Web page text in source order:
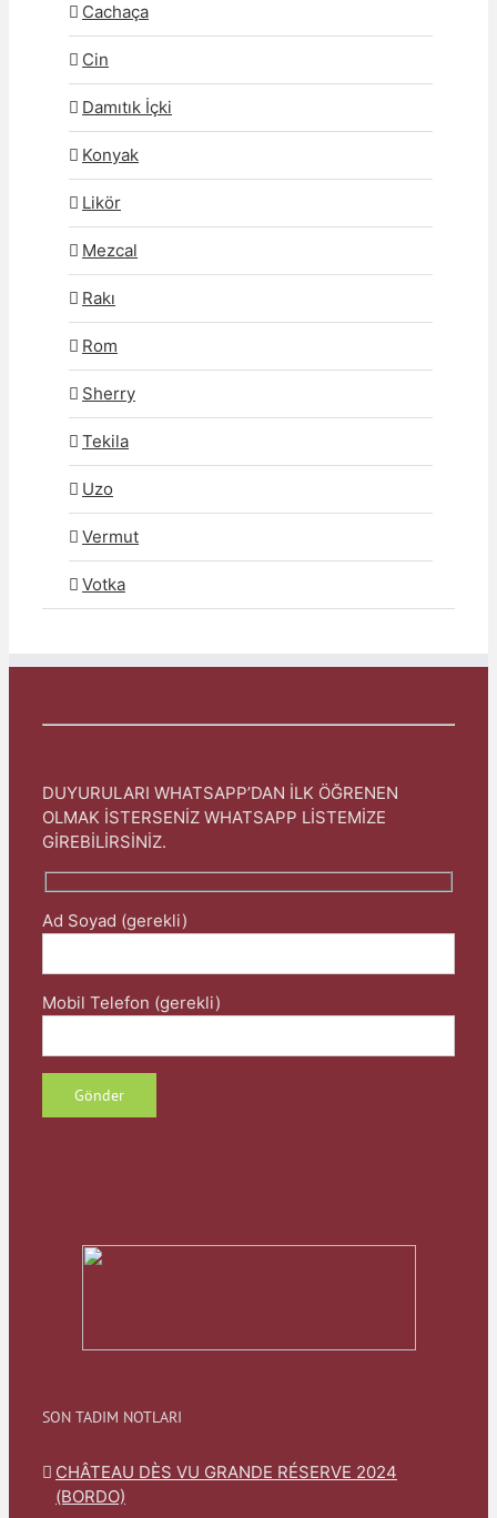
Cachaça
Cin
Damıtık İçki
Konyak
Likör
Mezcal
Rakı
Rom
Sherry
Tekila
Uzo
Vermut
Votka
DUYURULARI WHATSAPP’DAN İLK ÖĞRENEN
OLMAK İSTERSENİZ WHATSAPP LİSTEMİZE
GİREBİLİRSİNİZ.
Ad Soyad (gerekli)
Mobil Telefon (gerekli)
SON TADIM NOTLARI
CHÂTEAU DÈS VU GRANDE RÉSERVE 2024
(BORDO)